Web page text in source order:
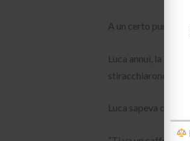
A un certo punto
Luca annuì, la gola
stiracchiarono
Luca sapeva che